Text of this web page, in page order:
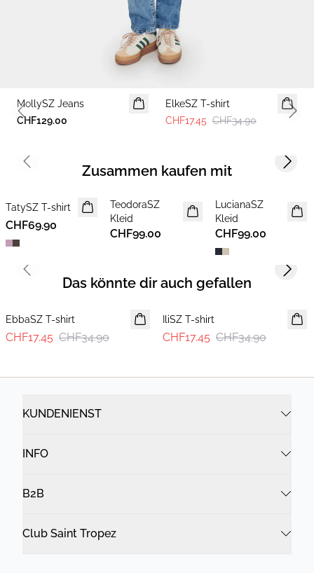
MollySZ Jeans
CHF129.00
ElkeSZ T-shirt
CHF17.45 CHF34.90
Previous slide
Zusammen kaufen mit
NEUHEIT
TatySZ T-shirt
CHF69.90
NEUHEIT
TeodoraSZ
Kleid
CHF99.00
NEUHEIT
LucianaSZ
Kleid
CHF99.00
Previous slide Next
Das könnte dir auch gefallen
EbbaSZ T-shirt
CHF17.45 CHF34.90
-50%
IliSZ T-shirt
CHF17.45 CHF34.90
Previous slide Next
KUNDENIENST
INFO
B2B
Club Saint Tropez